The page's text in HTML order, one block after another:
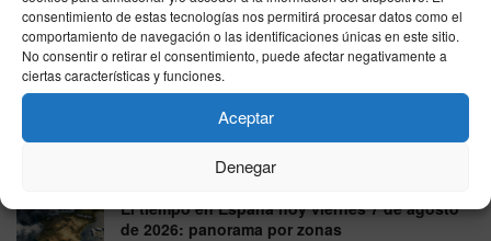
consentimiento de estas tecnologías nos permitirá procesar datos como el
comportamiento de navegación o las identificaciones únicas en este sitio.
No consentir o retirar el consentimiento, puede afectar negativamente a
ciertas características y funciones.
Aceptar
Denegar
que sea la residencia habitual
07/08/2026
España se parte en dos este viernes: hasta 41
grados en el sur mientras el norte esquiva el
El tiempo en España hoy viernes 7 de agosto
de 2026: panorama por zonas